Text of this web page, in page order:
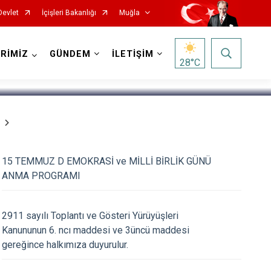
İçişleri Bakanlığı Muğla
Ortaca
Ula
Yatağan
GÜNDEM İLETİŞİM
28°C
15 TEMMUZ D EMOKRASİ ve MİLLİ BİRLİK GÜNÜ
ANMA PROGRAMI
2911 sayılı Toplantı ve Gösteri Yürüyüşleri
Kanununun 6. ncı maddesi ve 3üncü maddesi
gereğince halkımıza duyurulur.